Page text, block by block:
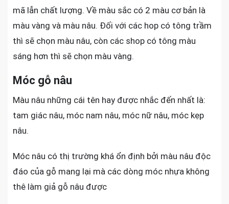
mã lẫn chất lượng. Về màu sắc có 2 màu cơ bản là
màu vàng và màu nâu. Đối với các hop có tông trầm
thì sẽ chọn màu nâu, còn các shop có tông màu
sáng hơn thì sẽ chọn màu vàng.
Móc gỗ nâu
Màu nâu những cái tên hay được nhắc đến nhất là:
tam giác nâu, móc nam nâu, móc nữ nâu, móc kẹp
nâu.
Móc nâu có thị trường khá ổn định bởi màu nâu độc
đáo của gỗ mang lại mà các dòng móc nhựa không
thê làm giả gỗ nâu được